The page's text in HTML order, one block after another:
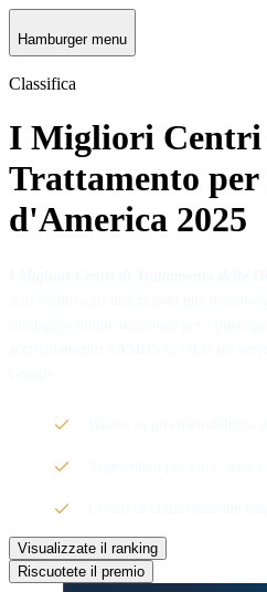
Hamburger menu
Classifica
I Migliori
Trattamento per
d'America 2025
Visualizzate il ranking
Riscuotete il premio